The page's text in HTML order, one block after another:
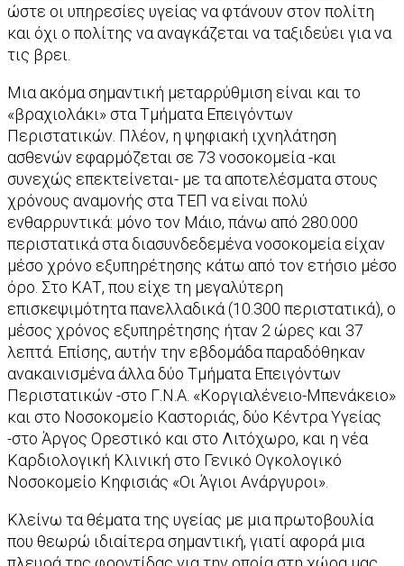
ώστε οι υπηρεσίες υγείας να φτάνουν στον πολίτη
και όχι ο πολίτης να αναγκάζεται να ταξιδεύει για να
τις βρει.
Μια ακόμα σημαντική μεταρρύθμιση είναι και το
«βραχιολάκι» στα Τμήματα Επειγόντων
Περιστατικών. Πλέον, η ψηφιακή ιχνηλάτηση
ασθενών εφαρμόζεται σε 73 νοσοκομεία -και
συνεχώς επεκτείνεται- με τα αποτελέσματα στους
χρόνους αναμονής στα ΤΕΠ να είναι πολύ
ενθαρρυντικά: μόνο τον Μάιο, πάνω από 280.000
περιστατικά στα διασυνδεδεμένα νοσοκομεία είχαν
μέσο χρόνο εξυπηρέτησης κάτω από τον ετήσιο μέσο
όρο. Στο ΚΑΤ, που είχε τη μεγαλύτερη
επισκεψιμότητα πανελλαδικά (10.300 περιστατικά), ο
μέσος χρόνος εξυπηρέτησης ήταν 2 ώρες και 37
λεπτά. Επίσης, αυτήν την εβδομάδα παραδόθηκαν
ανακαινισμένα άλλα δύο Τμήματα Επειγόντων
Περιστατικών -στο Γ.Ν.Α. «Κοργιαλένειο-Μπενάκειο»
και στο Νοσοκομείο Καστοριάς, δύο Κέντρα Υγείας
-στο Άργος Ορεστικό και στο Λιτόχωρο, και η νέα
Καρδιολογική Κλινική στο Γενικό Ογκολογικό
Νοσοκομείο Κηφισιάς «Οι Άγιοι Ανάργυροι».
Κλείνω τα θέματα της υγείας με μια πρωτοβουλία
που θεωρώ ιδιαίτερα σημαντική, γιατί αφορά μια